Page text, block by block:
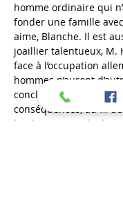
homme ordinaire qui
fonder une famille
aime, Blanche. Il est
joaillier talentueux, M.
face à l’occupation
hommes n’auront
conclure un accord
conséquences, au fil
bouleverseront le